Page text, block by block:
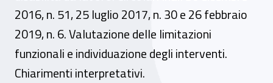
2016, n. 51, 25 luglio 2017, n. 30 e 26 febbraio
2019, n. 6. Valutazione delle limitazioni
funzionali e individuazione degli interventi.
Chiarimenti interpretativi.